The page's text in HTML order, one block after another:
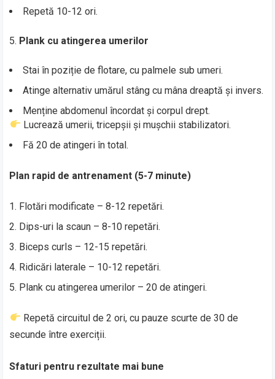
Repetă 10-12 ori.
Plank cu atingerea umerilor
Stai în poziție de flotare, cu palmele sub umeri.
Atinge alternativ umărul stâng cu mâna dreaptă și invers.
Menține abdomenul încordat și corpul drept.
Lucrează umerii, tricepșii și mușchii stabilizatori.
Fă 20 de atingeri în total.
Plan rapid de antrenament (5-7 minute)
Flotări modificate – 8-12 repetări.
Dips-uri la scaun – 8-10 repetări.
Biceps curls – 12-15 repetări.
Ridicări laterale – 10-12 repetări.
Plank cu atingerea umerilor – 20 de atingeri.
Repetă circuitul de 2 ori, cu pauze scurte de 30 de
secunde între exerciții.
Sfaturi pentru rezultate mai bune